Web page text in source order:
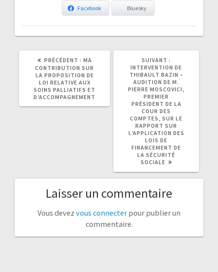
Facebook Bluesky
PRÉCÉDENT :
ARTICLE
PRÉCÉDENT
MA
CONTRIBUTION SUR
LA PROPOSITION DE
LOI RELATIVE AUX
SOINS PALLIATIFS ET
D’ACCOMPAGNEMENT
SUIVANT :
ARTICLE
SUIVANT
INTERVENTION DE
THIBAULT BAZIN –
AUDITION DE M.
PIERRE MOSCOVICI,
PREMIER
PRÉSIDENT DE LA
COUR DES
COMPTES, SUR LE
RAPPORT SUR
L’APPLICATION DES
LOIS DE
FINANCEMENT DE
LA SÉCURITÉ
SOCIALE
Laisser un commentaire
Vous devez vous connecter pour publier un
commentaire.